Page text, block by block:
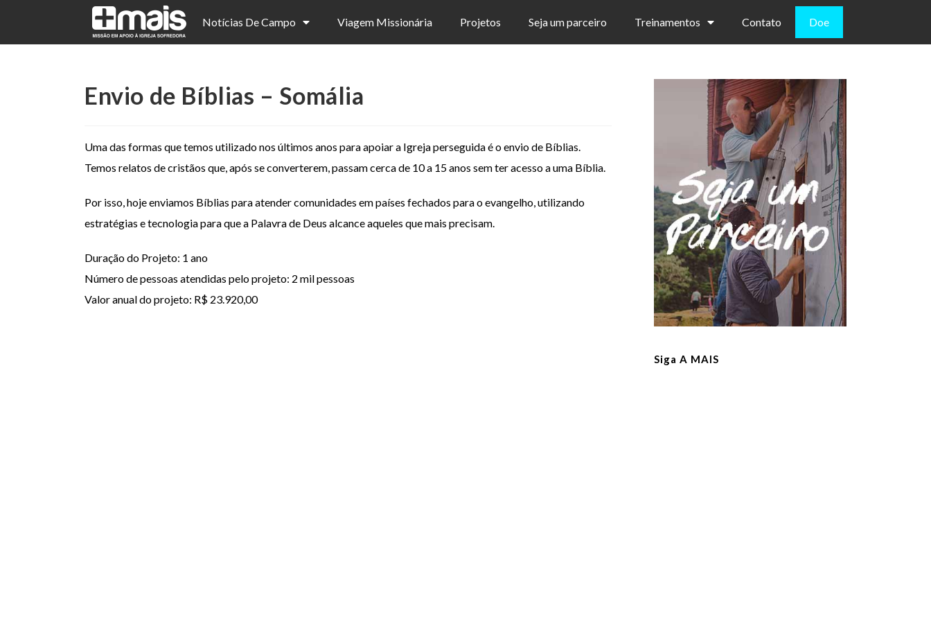
Notícias De Campo Viagem Missionária Projetos Seja um parceiro Treinamentos Contato Doe
Envio de Bíblias – Somália
Uma das formas que temos utilizado nos últimos anos para apoiar a Igreja perseguida é o envio de Bíblias.
Temos relatos de cristãos que, após se converterem, passam cerca de 10 a 15 anos sem ter acesso a uma Bíblia.
Por isso, hoje enviamos Bíblias para atender comunidades em países fechados para o evangelho, utilizando
estratégias e tecnologia para que a Palavra de Deus alcance aqueles que mais precisam.
Duração do Projeto: 1 ano
Número de pessoas atendidas pelo projeto: 2 mil pessoas
Valor anual do projeto: R$ 23.920,00
Siga A MAIS